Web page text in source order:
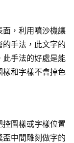
，利用噴沙機讓
手法，此文字的
手法的好處是能
和字樣不會掉色
圖樣或字樣位置
中間雕刻做字的